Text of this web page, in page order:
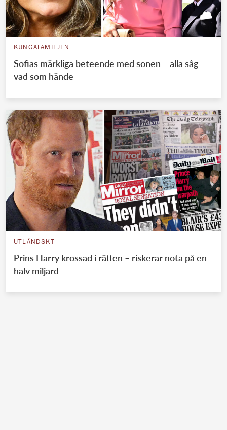
KUNGAFAMILJEN
Sofias märkliga beteende med sonen – alla såg
vad som hände
UTLÄNDSKT
Prins Harry krossad i rätten – riskerar nota på en
halv miljard